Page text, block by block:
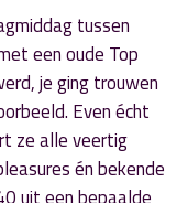
tussen
een oude Top
je ging trouwen
Even écht
ze alle veertig
én bekende